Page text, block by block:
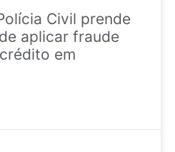
Civil prende
aplicar fraude
em